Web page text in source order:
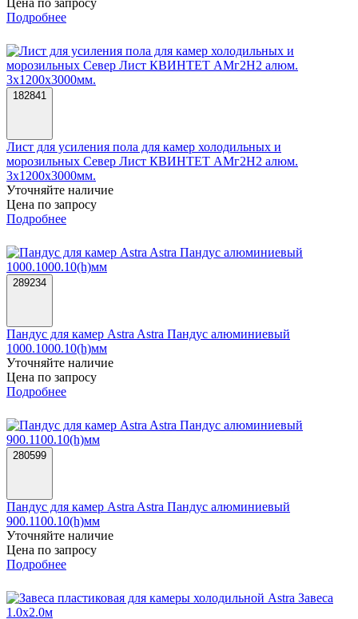
Подробнее
182841
Лист для усиления пола для камер холодильных и
морозильных Север Лист КВИНТЕТ АМг2Н2 алюм.
3х1200х3000мм.
Уточняйте наличие
Цена по запросу
Подробнее
289234
Пандус для камер Astra Astra Пандус алюминиевый
1000.1000.10(h)мм
Уточняйте наличие
Цена по запросу
Подробнее
280599
Пандус для камер Astra Astra Пандус алюминиевый
900.1100.10(h)мм
Уточняйте наличие
Цена по запросу
Подробнее